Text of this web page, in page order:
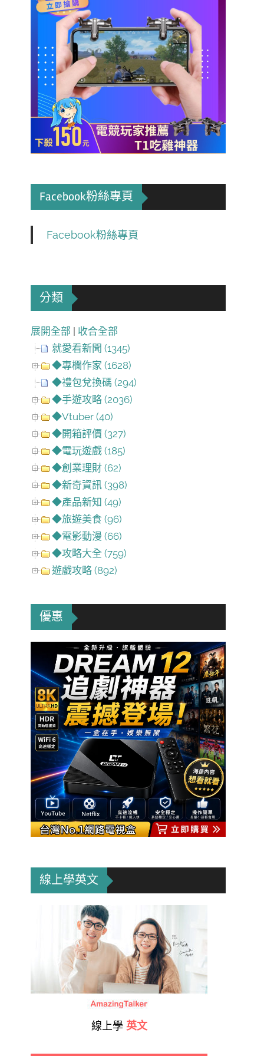
Facebook粉絲專頁
Facebook粉絲專頁
分類
展開全部 | 收合全部
就愛看新聞 (1345)
◆專欄作家 (1628)
◆禮包兌換碼 (294)
◆手遊攻略 (2036)
◆Vtuber (40)
◆開箱評價 (327)
◆電玩遊戲 (185)
◆創業理財 (62)
◆新奇資訊 (398)
◆產品新知 (49)
◆旅遊美食 (96)
◆電影動漫 (66)
◆攻略大全 (759)
遊戲攻略 (892)
優惠
線上學英文
線上學 英文